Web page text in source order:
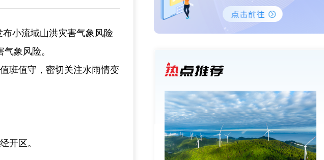
小流域山洪灾害气象风险
象风险。
班值守，密切关注水雨情变
开区。